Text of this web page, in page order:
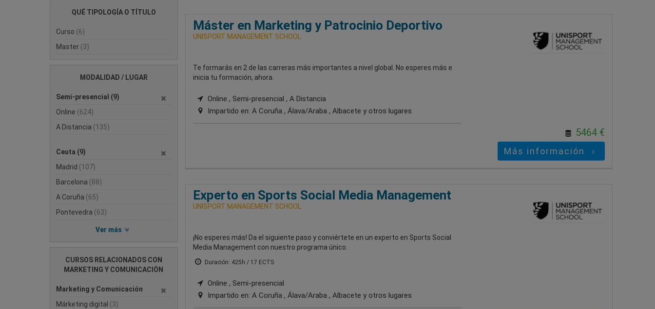
QUÉ TIPOLOGÍA O TÍTULO
Curso (6)
Master (3)
MODALIDAD / LUGAR
Semi-presencial (9)
Online (624)
A Distancia (135)
Ceuta (9)
Madrid (107)
Barcelona (88)
A Coruña (65)
Pontevedra (63)
Ver más
CURSOS RELACIONADOS CON
MARKETING Y COMUNICACIÓN
Marketing y Comunicación
Márketing digital (3)
Máster en Marketing y Patrocinio Deportivo
UNISPORT MANAGEMENT SCHOOL
Te formarás en 2 de las carreras más importantes a nivel global. No esperes más e
inicia tu formación, ahora.
Online , Semi-presencial , A Distancia
Impartido en: A Coruña , Álava/Araba , Albacete y otros lugares
5464 €
Más información
Experto en Sports Social Media Management
UNISPORT MANAGEMENT SCHOOL
¡No esperes más! Da el siguiente paso y conviértete en un experto en Sports Social
Media Management con nuestro programa único.
Duración: 425h / 17 ECTS
Online , Semi-presencial
Impartido en: A Coruña , Álava/Araba , Albacete y otros lugares